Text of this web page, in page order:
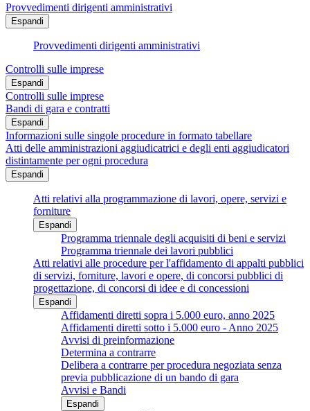
Provvedimenti dirigenti amministrativi
Espandi
Provvedimenti dirigenti amministrativi
Controlli sulle imprese
Espandi
Controlli sulle imprese
Bandi di gara e contratti
Espandi
Informazioni sulle singole procedure in formato tabellare
Atti delle amministrazioni aggiudicatrici e degli enti aggiudicatori
distintamente per ogni procedura
Espandi
Atti relativi alla programmazione di lavori, opere, servizi e
forniture
Espandi
Programma triennale degli acquisiti di beni e servizi
Programma triennale dei lavori pubblici
Atti relativi alle procedure per l'affidamento di appalti pubblici
di servizi, forniture, lavori e opere, di concorsi pubblici di
progettazione, di concorsi di idee e di concessioni
Espandi
Affidamenti diretti sopra i 5.000 euro, anno 2025
Affidamenti diretti sotto i 5.000 euro - Anno 2025
Avvisi di preinformazione
Determina a contrarre
Delibera a contrarre per procedura negoziata senza
previa pubblicazione di un bando di gara
Avvisi e Bandi
Espandi